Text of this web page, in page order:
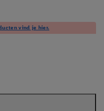
vind je hier.